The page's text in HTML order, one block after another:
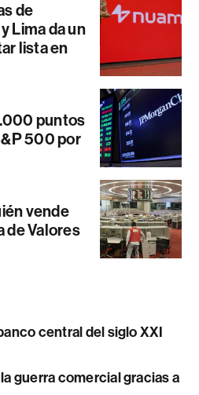
de
Lima da un
lista en
puntos
500 por
vende
de Valores
central del siglo XXI
guerra comercial gracias a